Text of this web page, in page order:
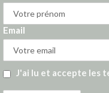
Email
J'ai lu et accepte les